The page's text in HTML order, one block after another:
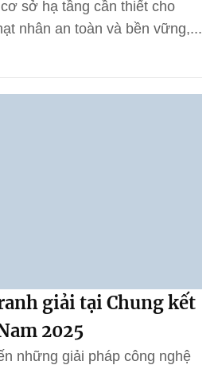
sở hạ tầng cần thiết cho
nhân an toàn và bền vững,...
giải tại Chung kết
2025
những giải pháp công nghệ